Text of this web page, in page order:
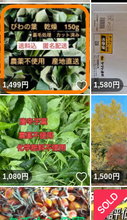
1,499円 いいね！
1,580円
1,080円 いいね！
1,500円